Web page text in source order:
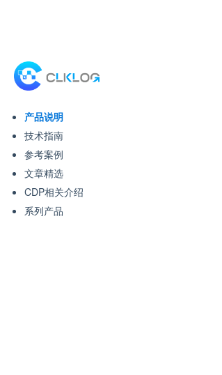
产品说明
技术指南
参考案例
文章精选
CDP相关介绍
系列产品